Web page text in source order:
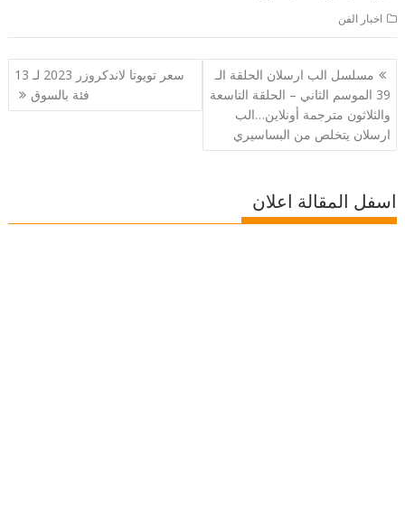
اخبار الفن
تصفّح
المقالات
مسلسل الب ارسلان الحلقة الـ
39 الموسم الثاني – الحلقة التاسعة
والثلاثون مترجمة أونلاين…الب
ارسلان يتخلص من البساسيري
سعر تويوتا لاندكروزر 2023 لـ 13
فئة بالسوق
اسفل المقالة اعلان